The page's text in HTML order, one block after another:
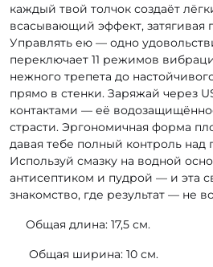
каждый твой толчок создаёт
всасывающий эффект, затягивая
Управлять ею — одно
переключает 11 режимов
нежного трепета до
прямо в стенки. Заряжай через
контактами — её
страсти. Эргономичная форма
давая тебе полный контроль над
Используй смазку на водной
антисептиком и пудрой — и эта
знакомство, где результат — не
Общая длина: 17,5 см.
Общая ширина: 10 см.